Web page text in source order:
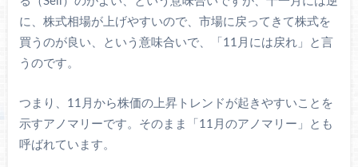
に、株式相場が上げやすいので、市場に戻ってきて株式を
買うのが良い、という意味合いで、「11月には戻れ」と言
うのです。
つまり、11月から株価の上昇トレンドが起きやすいことを
示すアノマリーです。そのまま「11月のアノマリー」とも
呼ばれています。